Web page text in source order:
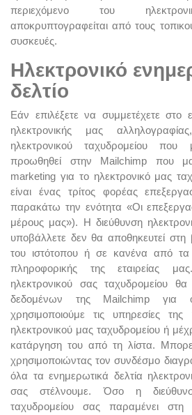
περιεχόμενο του
αποκρυπτογραφείται από τους
συσκευές.
Ηλεκτρονικό
δελτίο
Εάν επιλέξετε να συμμετέχετε στο
ηλεκτρονικής μας
ηλεκτρονικού ταχυδρομείου
προωθηθεί στην Mailchimp που
marketing για το ηλεκτρονικό μας
είναι ένας τρίτος φορέας
παρακάτω την ενότητα «Οι
μέρους μας»). Η διεύθυνση
υποβάλλετε δεν θα αποθηκευτεί
του ιστότοπου ή σε κανένα από τα
πληροφορικής της εταιρείας
ηλεκτρονικού σας ταχυδρομείου
δεδομένων της Mailchimp για
χρησιμοποιούμε τις υπηρεσίες
ηλεκτρονικού μας ταχυδρομείου ή
κατάργηση του από τη λίστα.
χρησιμοποιώντας τον συνδέσμο
όλα τα ενημερωτικά δελτία
σας στέλνουμε. Όσο η
ταχυδρομείου σας παραμένει